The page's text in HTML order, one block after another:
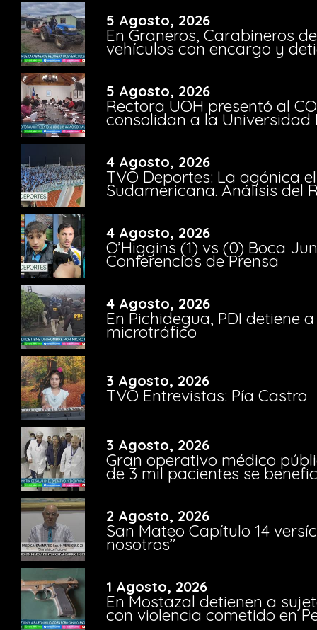
5 Agosto, 2026
En Graneros, Carabineros
vehículos con encargo y
5 Agosto, 2026
Rectora UOH presentó al
consolidan a la Universidad
4 Agosto, 2026
TVO Deportes: La agónica
Sudamericana. Análisis del
4 Agosto, 2026
O’Higgins (1) vs (0) Boca
Conferencias de Prensa
4 Agosto, 2026
En Pichidegua, PDI detiene
microtráfico
3 Agosto, 2026
TVO Entrevistas: Pía Castro
3 Agosto, 2026
Gran operativo médico
de 3 mil pacientes se
2 Agosto, 2026
San Mateo Capítulo 14
nosotros”
1 Agosto, 2026
En Mostazal detienen a
con violencia cometido en